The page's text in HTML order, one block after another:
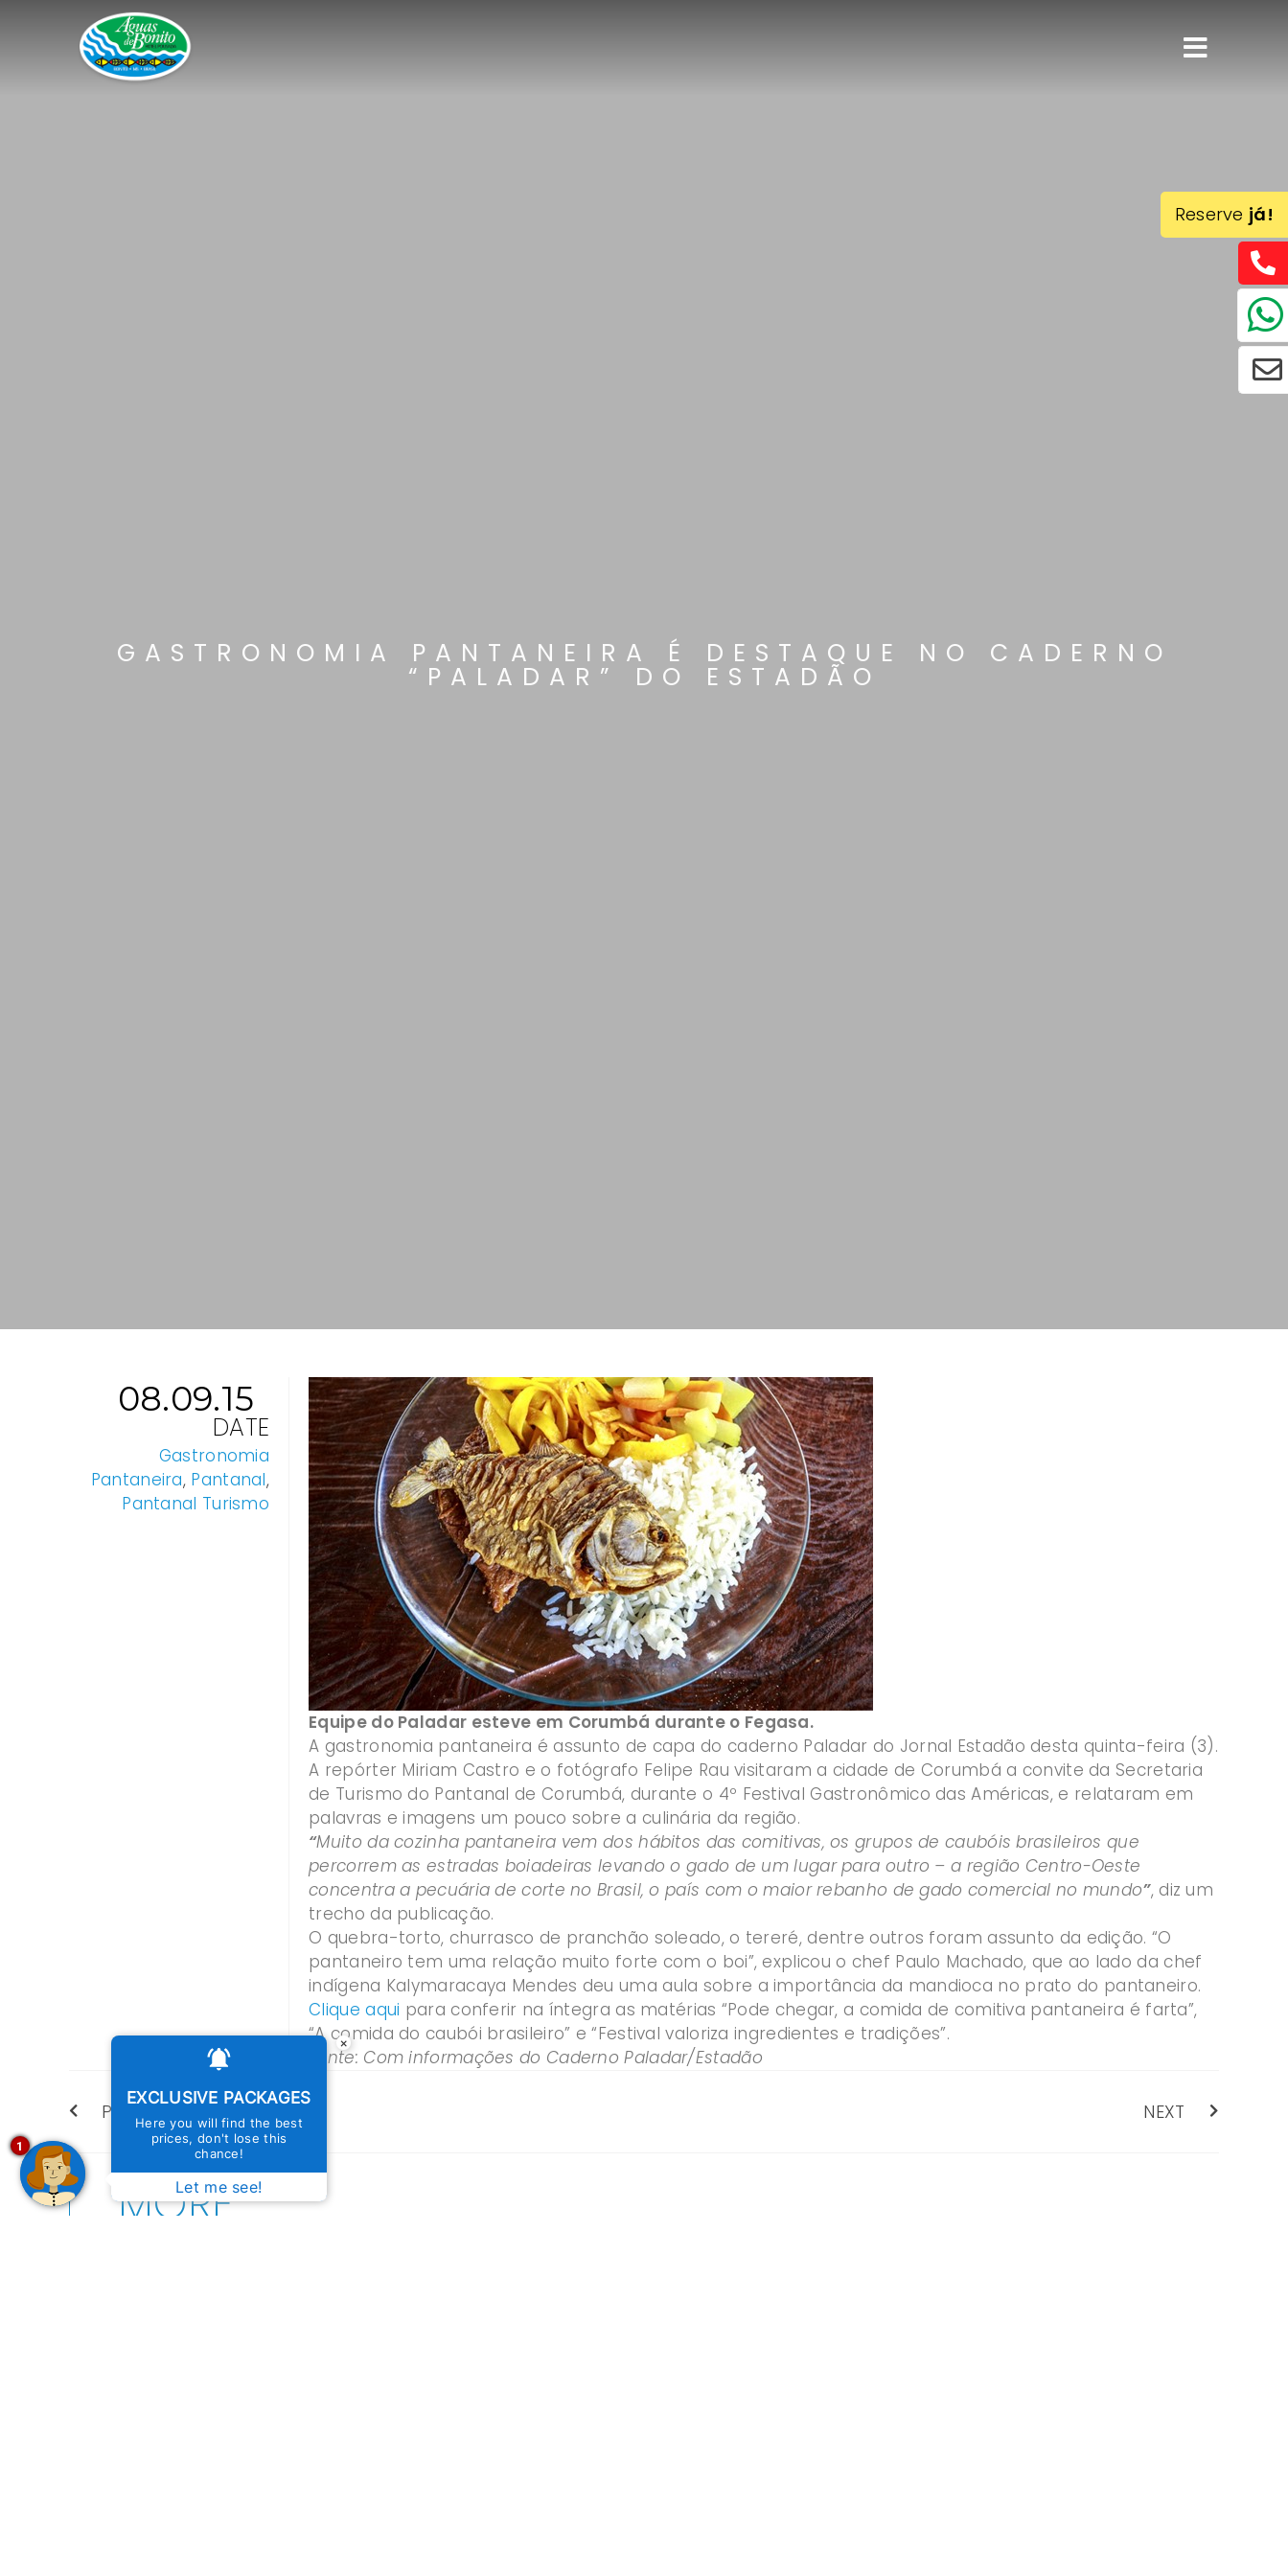
GASTRONOMIA PANTANEIRA É DESTAQUE NO CADERNO
“PALADAR” DO ESTADÃO
08.09.15
DATE
Gastronomia
Pantaneira, Pantanal,
Pantanal Turismo
Equipe do Paladar esteve em Corumbá durante o Fegasa.
A gastronomia pantaneira é assunto de capa do caderno Paladar do Jornal Estadão desta quinta-feira (3).
A repórter Miriam Castro e o fotógrafo Felipe Rau visitaram a cidade de Corumbá a convite da Secretaria
de Turismo do Pantanal de Corumbá, durante o 4º Festival Gastronômico das Américas, e relataram em
palavras e imagens um pouco sobre a culinária da região.
“Muito da cozinha pantaneira vem dos hábitos das comitivas, os grupos de caubóis brasileiros que
percorrem as estradas boiadeiras levando o gado de um lugar para outro – a região Centro-Oeste
concentra a pecuária de corte no Brasil, o país com o maior rebanho de gado comercial no mundo”, diz um
trecho da publicação.
O quebra-torto, churrasco de pranchão soleado, o tereré, dentre outros foram assunto da edição. “O
pantaneiro tem uma relação muito forte com o boi”, explicou o chef Paulo Machado, que ao lado da chef
indígena Kalymaracaya Mendes deu uma aula sobre a importância da mandioca no prato do pantaneiro.
Clique aqui para conferir na íntegra as matérias “Pode chegar, a comida de comitiva pantaneira é farta”,
“A comida do caubói brasileiro” e “Festival valoriza ingredientes e tradições”.
Fonte: Com informações do Caderno Paladar/Estadão
PREVIOUS NEXT
MORE
Reserve já!
×
EXCLUSIVE PACKAGES
Here you will find the best
prices, don't lose this
chance!
Let me see!
1